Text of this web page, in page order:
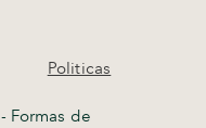
Politicas
- Formas de